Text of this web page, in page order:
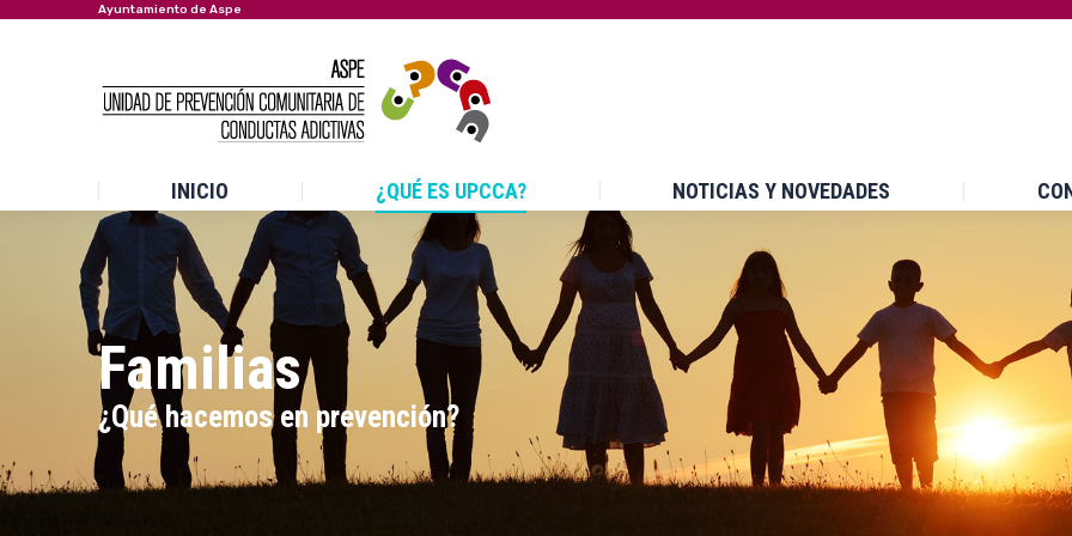
Ayuntamiento de Aspe
INICIO ¿QUÉ ES UPCCA? NOTICIAS Y NOVEDADES
Familias
¿Qué hacemos en prevención?
Estás aquí: